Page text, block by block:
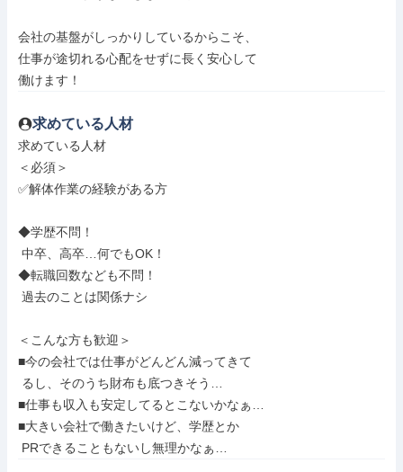
会社の基盤がしっかりしているからこそ、
仕事が途切れる心配をせずに長く安心して
働けます！
求めている人材
求めている人材
＜必須＞
✅解体作業の経験がある方
◆学歴不問！
◆転職回数なども不問！
＜こんな方も歓迎＞
■今の会社では仕事がどんどん減ってきて
■仕事も収入も安定してるとこないかなぁ…
■大きい会社で働きたいけど、学歴とか
PRできることもないし無理かなぁ…